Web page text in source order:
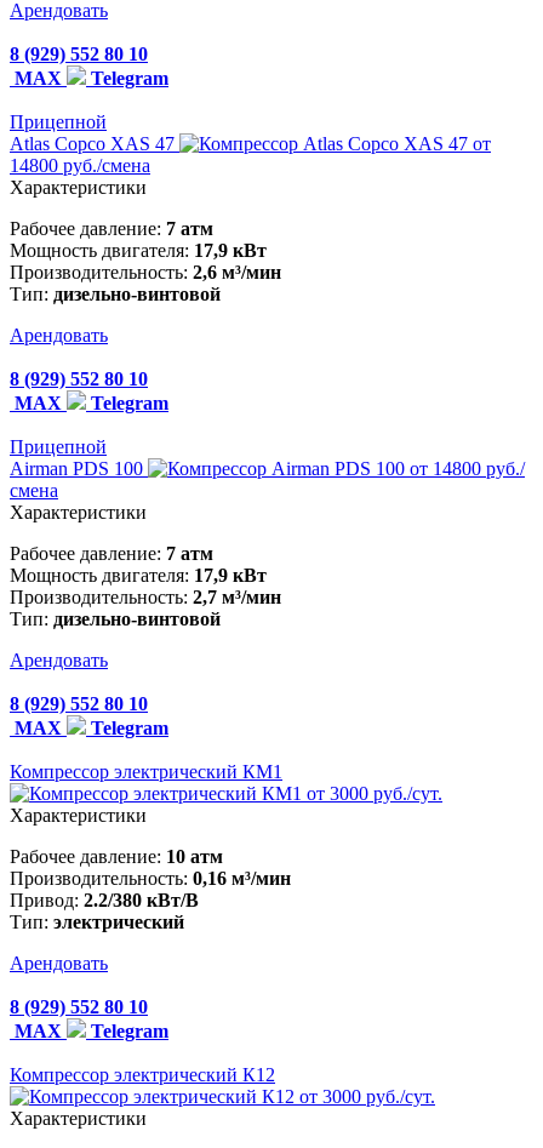
Арендовать
8 (929) 552 80 10
MAX
Telegram
Прицепной
Atlas Copco XAS 47
от
14800 руб./смена
Характеристики
Рабочее давление: 7 атм
Мощность двигателя: 17,9 кВт
Производительность: 2,6 м³/мин
Тип: дизельно-винтовой
Арендовать
8 (929) 552 80 10
MAX
Telegram
Прицепной
Airman PDS 100
от 14800 руб./
смена
Характеристики
Рабочее давление: 7 атм
Мощность двигателя: 17,9 кВт
Производительность: 2,7 м³/мин
Тип: дизельно-винтовой
Арендовать
8 (929) 552 80 10
MAX
Telegram
Компрессор электрический КМ1
от 3000 руб./сут.
Характеристики
Рабочее давление: 10 атм
Производительность: 0,16 м³/мин
Привод: 2.2/380 кВт/В
Тип: электрический
Арендовать
8 (929) 552 80 10
MAX
Telegram
Компрессор электрический К12
от 3000 руб./сут.
Характеристики